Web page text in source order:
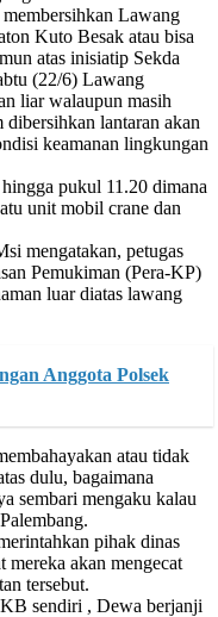
Lawang
Kuto Besak atau bisa
atas inisiatip Sekda
(22/6) Lawang
liar walaupun masih
lantaran akan
keamanan lingkungan
pukul 11.20 dimana
unit mobil crane dan
mengatakan, petugas
Pemukiman (Pera-KP)
luar diatas lawang
Anggota Polsek
atau tidak
dulu, bagaimana
sembari mengaku kalau
pihak dinas
akan mengecat
tersebut.
sendiri , Dewa berjanji